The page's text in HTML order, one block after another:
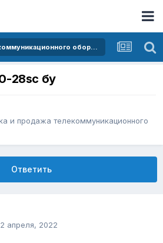
Покупка и продажа телекоммуникационного оборудования
28sc бу
и продажа телекоммуникационного
Ответить
апреля, 2022